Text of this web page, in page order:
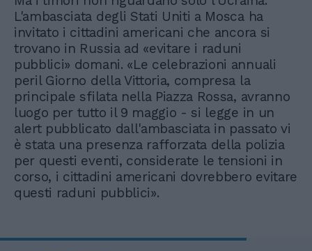
L'ambasciata degli Stati Uniti a Mosca ha
invitato i cittadini americani che ancora si
trovano in Russia ad «evitare i raduni
pubblici» domani. «Le celebrazioni annuali
peril Giorno della Vittoria, compresa la
principale sfilata nella Piazza Rossa, avranno
luogo per tutto il 9 maggio - si legge in un
alert pubblicato dall'ambasciata in passato vi
è stata una presenza rafforzata della polizia
per questi eventi, considerate le tensioni in
corso, i cittadini americani dovrebbero evitare
questi raduni pubblici».